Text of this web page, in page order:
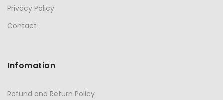
Privacy Policy
Contact
Infomation
Refund and Return Policy